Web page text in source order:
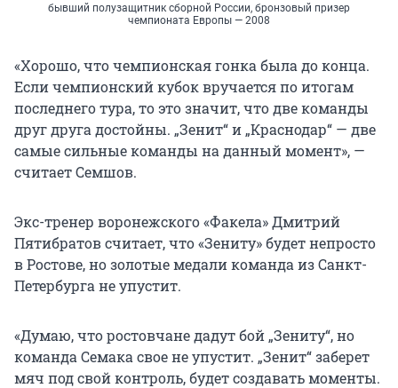
бывший полузащитник сборной России, бронзовый призер
чемпионата Европы — 2008
«Хорошо, что чемпионская гонка была до конца.
Если чемпионский кубок вручается по итогам
последнего тура, то это значит, что две команды
друг друга достойны. „Зенит“ и „Краснодар“ — две
самые сильные команды на данный момент», —
считает Семшов.
Экс-тренер воронежского «Факела» Дмитрий
Пятибратов считает, что «Зениту» будет непросто
в Ростове, но золотые медали команда из Санкт-
Петербурга не упустит.
«Думаю, что ростовчане дадут бой „Зениту“, но
команда Семака свое не упустит. „Зенит“ заберет
мяч под свой контроль, будет создавать моменты.